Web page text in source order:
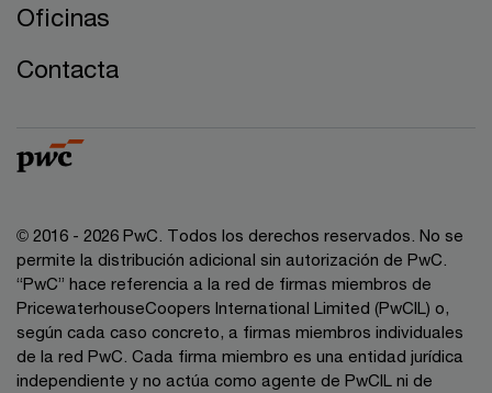
Oficinas
Contacta
© 2016 - 2026 PwC. Todos los derechos reservados. No se
permite la distribución adicional sin autorización de PwC.
“PwC” hace referencia a la red de firmas miembros de
PricewaterhouseCoopers International Limited (PwCIL) o,
según cada caso concreto, a firmas miembros individuales
de la red PwC. Cada firma miembro es una entidad jurídica
independiente y no actúa como agente de PwCIL ni de